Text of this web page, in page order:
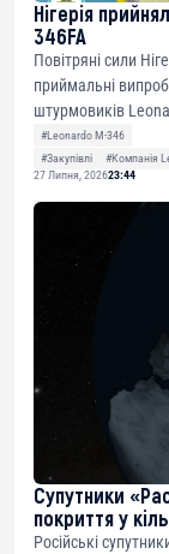
Нігерія
346FA
Повітряні сили
приймальні
штурмовиків
#Leonardo M-346
#Закупівлі
#Компанія
27 Липня, 202623:44
Супутники
покриття у
Російські